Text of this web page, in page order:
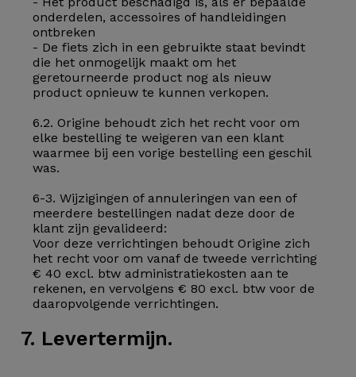
onderdelen, accessoires of handleidingen
ontbreken
- De fiets zich in een gebruikte staat bevindt
die het onmogelijk maakt om het
geretourneerde product nog als nieuw
product opnieuw te kunnen verkopen.
6.2. Origine behoudt zich het recht voor om
elke bestelling te weigeren van een klant
waarmee bij een vorige bestelling een geschil
was.
6-3. Wijzigingen of annuleringen van een of
meerdere bestellingen nadat deze door de
klant zijn gevalideerd:
Voor deze verrichtingen behoudt Origine zich
het recht voor om vanaf de tweede verrichting
€ 40 excl. btw administratiekosten aan te
rekenen, en vervolgens € 80 excl. btw voor de
daaropvolgende verrichtingen.
7. Levertermijn.